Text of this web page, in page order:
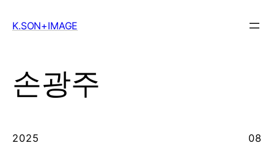
K.SON+IMAGE
손광주
2025 08